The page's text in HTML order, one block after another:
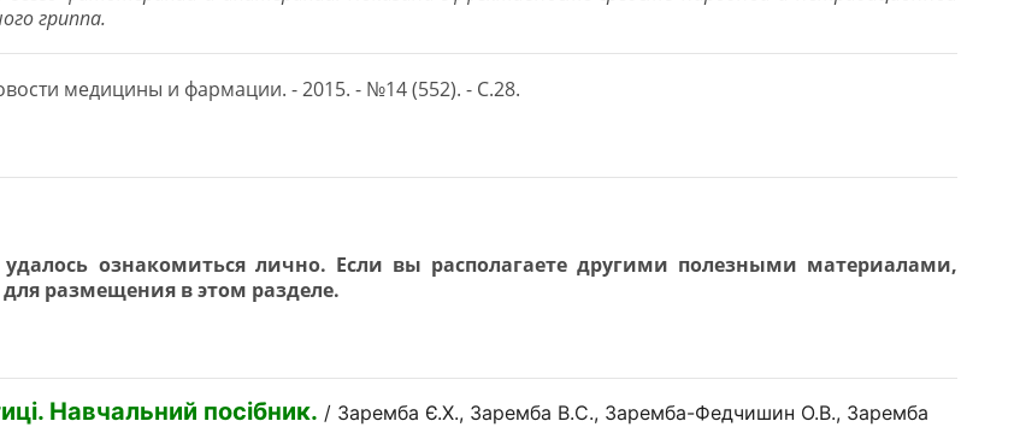
гриппа.
медицины и фармации. - 2015. - №14 (552). - С.28.
ознакомиться лично. Если вы располагаете другими полезными материалами,
для размещения в этом разделе.
Навчальний посібник. / Заремба Є.Х., Заремба В.С., Заремба-Федчишин О.В., Заремба